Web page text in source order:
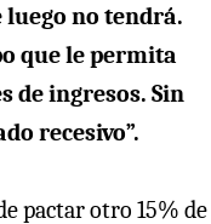
no tendrá.
que le permita
de ingresos. Sin
recesivo”.
pactar otro 15% de